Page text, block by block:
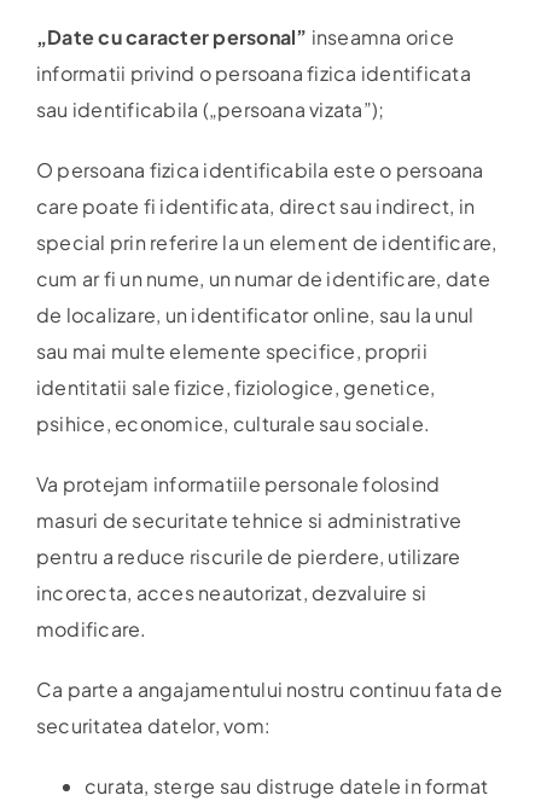
„Date cu caracter personal” inseamna orice
informatii privind o persoana fizica identificata
sau identificabila („persoana vizata”);
O persoana fizica identificabila este o persoana
care poate fi identificata, direct sau indirect, in
special prin referire la un element de identificare,
cum ar fi un nume, un numar de identificare, date
de localizare, un identificator online, sau la unul
sau mai multe elemente specifice, proprii
identitatii sale fizice, fiziologice, genetice,
psihice, economice, culturale sau sociale.
Va protejam informatiile personale folosind
masuri de securitate tehnice si administrative
pentru a reduce riscurile de pierdere, utilizare
incorecta, acces neautorizat, dezvaluire si
modificare.
Ca parte a angajamentului nostru continuu fata de
securitatea datelor, vom:
curata, sterge sau distruge datele in format